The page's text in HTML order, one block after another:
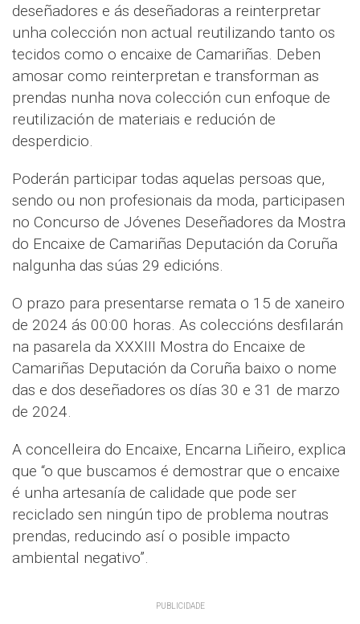
deseñadores e ás deseñadoras a reinterpretar
unha colección non actual reutilizando tanto os
tecidos como o encaixe de Camariñas. Deben
amosar como reinterpretan e transforman as
prendas nunha nova colección cun enfoque de
reutilización de materiais e redución de
desperdicio.
Poderán participar todas aquelas persoas que,
sendo ou non profesionais da moda, participasen
no Concurso de Jóvenes Deseñadores da Mostra
do Encaixe de Camariñas Deputación da Coruña
nalgunha das súas 29 edicións.
O prazo para presentarse remata o 15 de xaneiro
de 2024 ás 00:00 horas. As coleccións desfilarán
na pasarela da XXXIII Mostra do Encaixe de
Camariñas Deputación da Coruña baixo o nome
das e dos deseñadores os días 30 e 31 de marzo
de 2024.
A concelleira do Encaixe, Encarna Liñeiro, explica
que “o que buscamos é demostrar que o encaixe
é unha artesanía de calidade que pode ser
reciclado sen ningún tipo de problema noutras
prendas, reducindo así o posible impacto
ambiental negativo”.